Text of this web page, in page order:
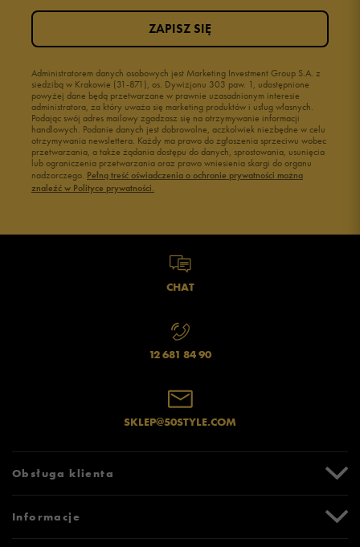
1 0%
Jak zbieramy opinie?
Administratorem danych osobowych jest Marketing Investment Group S.A. z
siedzibą w Krakowie (31-871), os. Dywizjonu 303 paw. 1, udostępnione
powyżej dane będą przetwarzane w prawnie uzasadnionym interesie
administratora, za który uważa się marketing produktów i usług własnych.
Podając swój adres mailowy zgadzasz się na otrzymywanie informacji
handlowych. Podanie danych jest dobrowolne, aczkolwiek niezbędne w celu
otrzymywania newslettera. Każdy ma prawo do zgłoszenia sprzeciwu wobec
przetwarzania, a także żądania dostępu do danych, sprostowania, usunięcia
lub ograniczenia przetwarzania oraz prawo wniesienia skargi do organu
nadzorczego. Pełną treść oświadczenia o ochronie prywatności można
znaleźć w Polityce prywatności.
ZAPISZ SIĘ
CHAT
12 681 84 90
SKLEP@50STYLE.COM
Obsługa klienta
Zwroty i reklamacje
Informacje